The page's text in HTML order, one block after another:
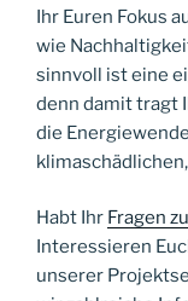
Ihr Euren Fokus
wie
sinnvoll ist eine
denn damit tragt
die
Habt Ihr Fragen
Interessieren
unserer